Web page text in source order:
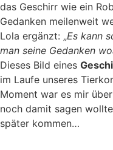
das Geschirr wie ein
Gedanken meilenweit
Lola ergänzt: „Es kann
man seine Gedanken
Dieses Bild eines
im Laufe unseres
Moment war es mir
noch damit sagen
später kommen…